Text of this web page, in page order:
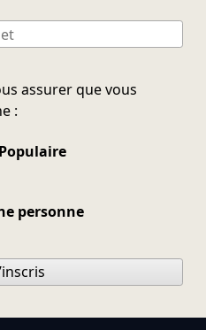
assurer que vous
:
personne